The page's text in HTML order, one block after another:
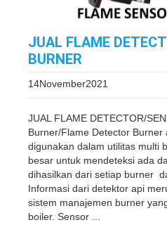
JUAL FLAME
BURNER
14November2021
JUAL FLAME DETECTOR/
Burner/Flame Detector Burner
digunakan dalam utilitas multi
besar untuk mendeteksi ada
dihasilkan dari setiap burner
Informasi dari detektor api
sistem manajemen burner
boiler. Sensor ...